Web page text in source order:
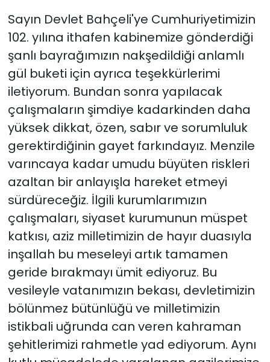
Sayın Devlet Bahçeli'ye Cumhuriyetimizin
102. yılına ithafen kabinemize gönderdiği
şanlı bayrağımızın nakşedildiği anlamlı
gül buketi için ayrıca teşekkürlerimi
iletiyorum. Bundan sonra yapılacak
çalışmaların şimdiye kadarkinden daha
yüksek dikkat, özen, sabır ve sorumluluk
gerektirdiğinin gayet farkındayız. Menzile
varıncaya kadar umudu büyüten riskleri
azaltan bir anlayışla hareket etmeyi
sürdüreceğiz. İlgili kurumlarımızın
çalışmaları, siyaset kurumunun müspet
katkısı, aziz milletimizin de hayır duasıyla
inşallah bu meseleyi artık tamamen
geride bırakmayı ümit ediyoruz. Bu
vesileyle vatanımızın bekası, devletimizin
bölünmez bütünlüğü ve milletimizin
istikbali uğrunda can veren kahraman
şehitlerimizi rahmetle yad ediyorum. Aynı